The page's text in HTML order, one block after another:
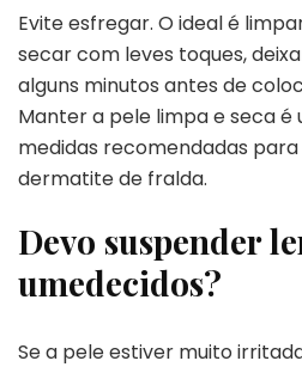
Evite esfregar. O ideal é
secar com leves toques,
alguns minutos antes de
Manter a pele limpa e seca é
medidas recomendadas
dermatite de fralda.
Devo suspender
umedecidos?
Se a pele estiver muito